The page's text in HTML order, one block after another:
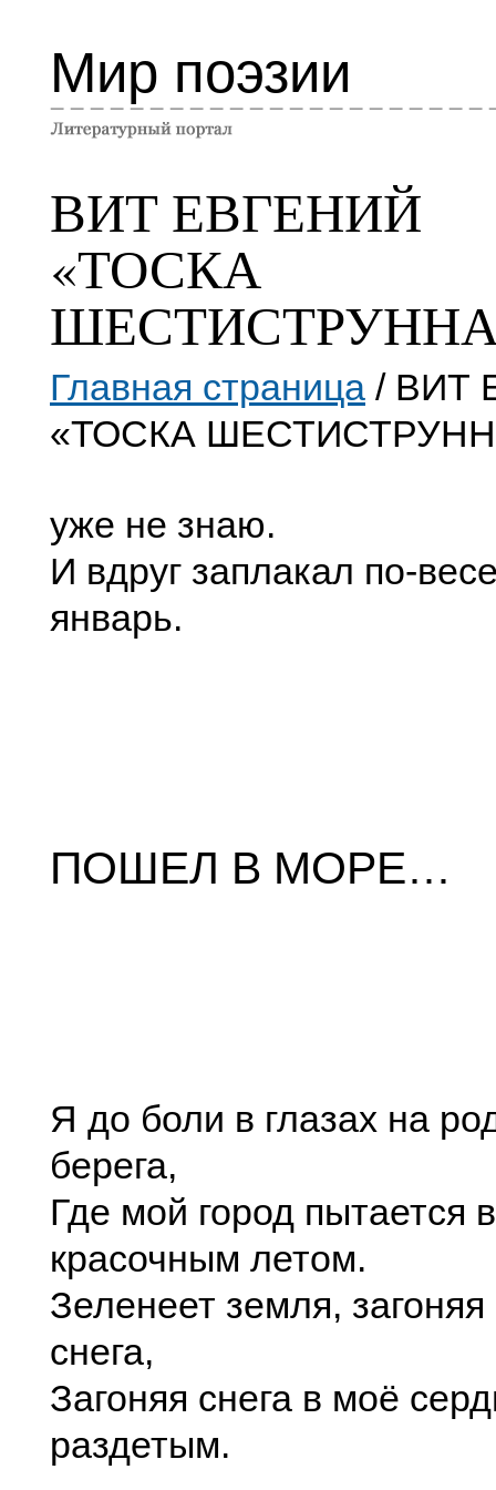
Мир поэзии
ВИТ ЕВГЕНИЙ
«ТОСКА
Главная страница / ВИТ
«ТОСКА
уже не знаю.
И вдруг заплакал по-
январь.
ПОШЕЛ В МОРЕ…
Я до боли в глазах на
берега,
Где мой город пытается
красочным летом.
Зеленеет земля, загоняя
снега,
Загоняя снега в моё
раздетым.